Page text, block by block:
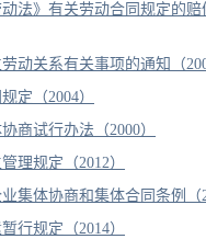
法》有关劳动合同规定的赔
动关系有关事项的通知（
定（2004）
商试行办法（2000）
理规定（2012）
集体协商和集体合同条例（
行规定（2014）